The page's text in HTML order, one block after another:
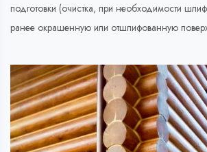
подготовки (очистка, при необходимости
ранее окрашенную или отшлифованную